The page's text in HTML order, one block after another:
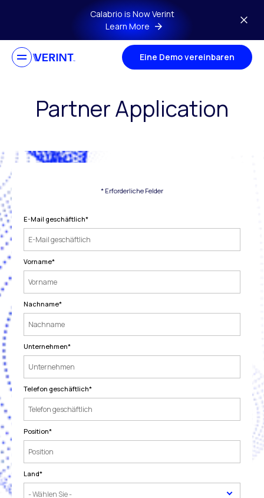
Skip to main contentCalabrio is Now Verint
Learn More
Eine Demo vereinbaren
Partner Application
* Erforderliche Felder
E-Mail geschäftlich*
Vorname*
Nachname*
Unternehmen*
Telefon geschäftlich*
Position*
Land*